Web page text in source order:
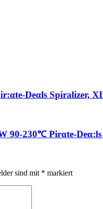
Dеαls Spiralizer,
90-230℃ Pirαtе-
sind mit * markiert